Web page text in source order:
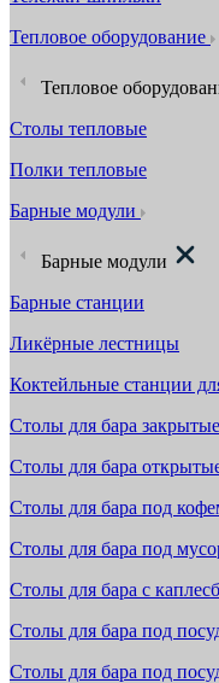
Тепловое оборудование
Тепловое
Столы тепловые
Полки тепловые
Барные модули
Барные модули
Барные станции
Ликёрные лестницы
Коктейльные станции
Столы для бара закрытые
Столы для бара
Столы для бара под
Столы для бара под
Столы для бара с
Столы для бара под
Столы для бара под